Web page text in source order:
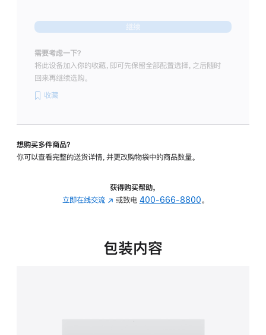
继续
需要考虑一下？
将此设备加入你的收藏，即可先保留全部配置选择，之后随时
回来再继续选购。
收藏
想购买多件商品？
你可以查看完整的送货详情，并更改购物袋中的商品数量。
获得购买帮助，
立即在线交流 (在
中
或致电 400-666-8800。
包装内容